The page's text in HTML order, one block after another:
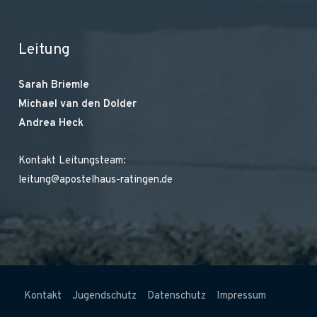
Leitung
Sarah Briemle
Michael van den Dolder
Andrea Heck
Kontakt Leitungsteam:
leitung@apostelhaus-ratingen.de
Kontakt Jugendschutz Datenschutz Impressum